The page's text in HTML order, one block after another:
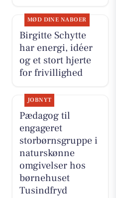
MØD DINE NABOER
Birgitte Schytte
har energi, idéer
og et stort hjerte
for frivillighed
JOBNYT
Pædagog til
engageret
storbørnsgruppe i
naturskønne
omgivelser hos
børnehuset
Tusindfryd